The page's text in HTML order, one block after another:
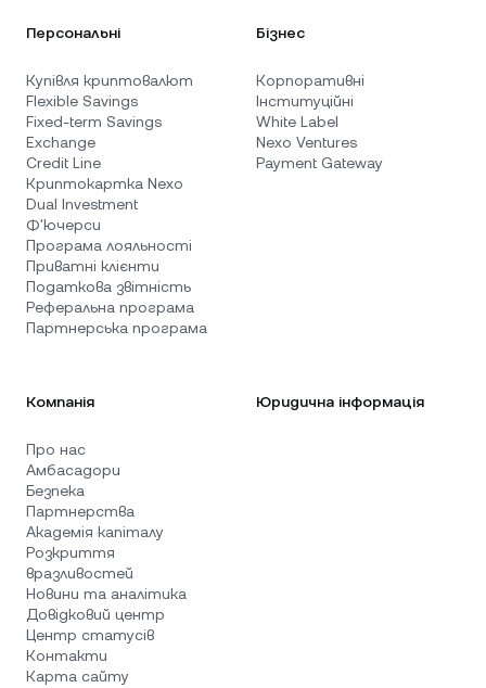
Персональні
Купівля криптовалют
Flexible Savings
Fixed-term Savings
Exchange
Credit Line
Криптокартка Nexo
Dual Investment
Ф'ючерси
Програма лояльності
Приватні клієнти
Податкова звітність
Реферальна програма
Партнерська програма
Бізнес
Корпоративні
Інституційні
White Label
Nexo Ventures
Payment Gateway
Компанія
Про нас
Амбасадори
Безпека
Партнерства
Академія капіталу
Розкриття
вразливостей
Новини та аналітика
Довідковий центр
Центр статусів
Контакти
Карта сайту
Юридична інформація